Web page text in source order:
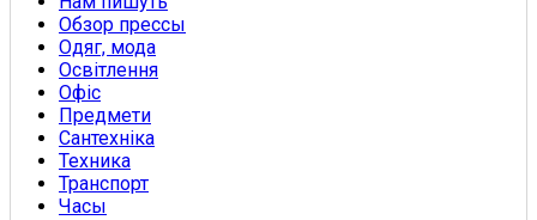
Обзор прессы
Одяг, мода
Освітлення
Офіс
Предмети
Сантехніка
Техника
Транспорт
Часы